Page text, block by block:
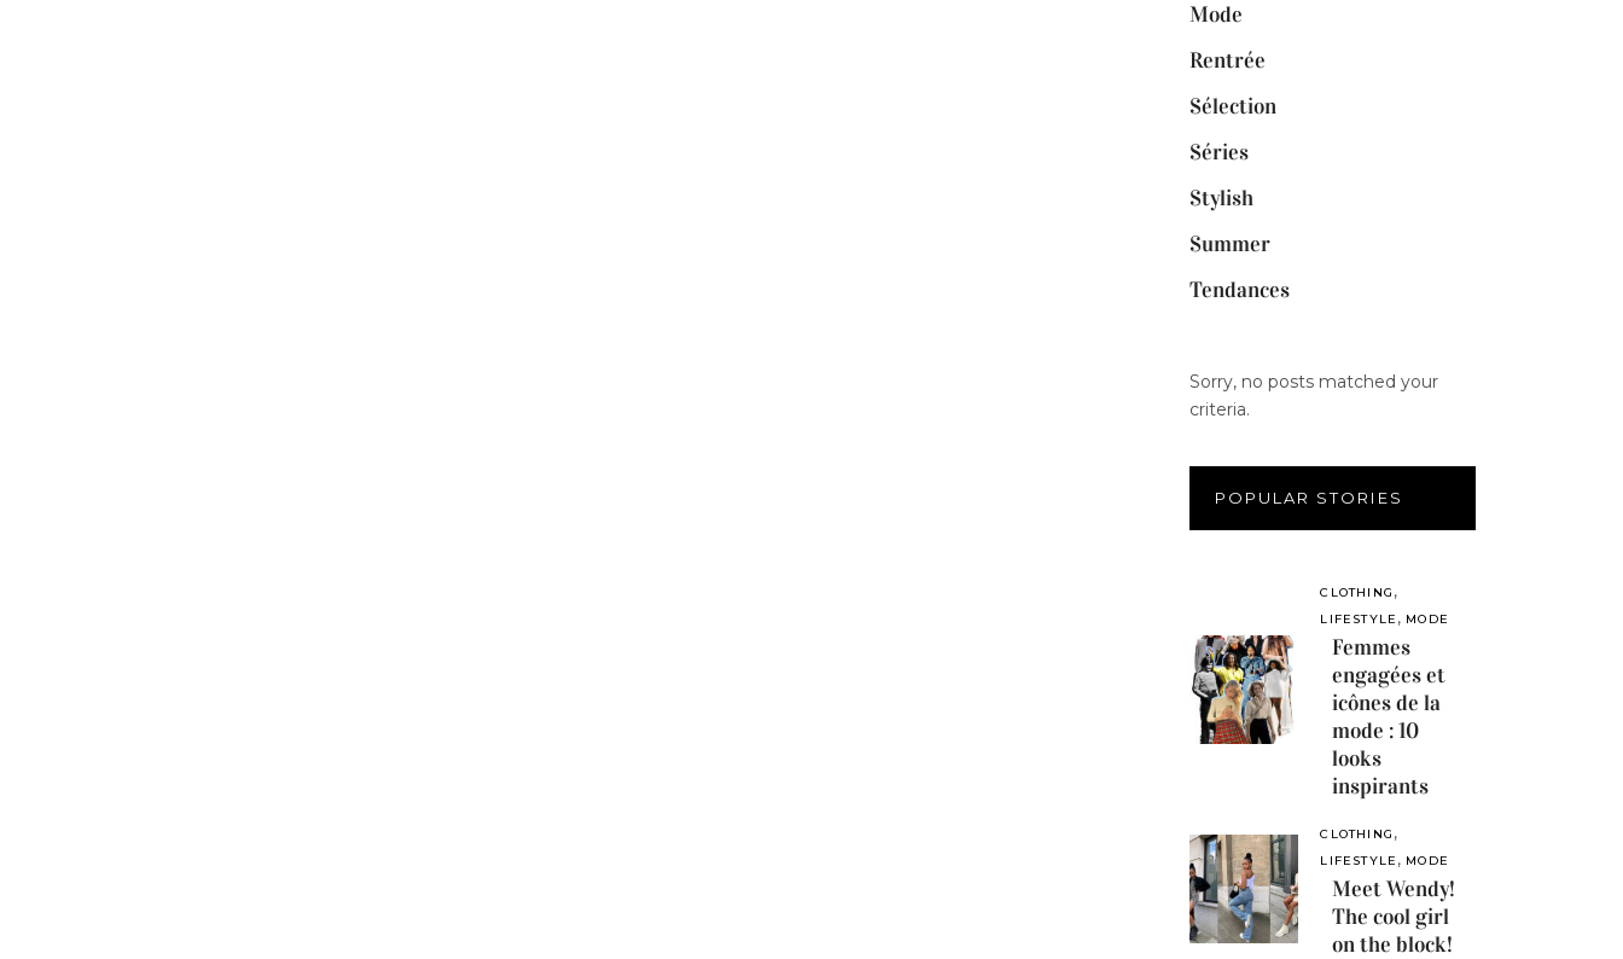
Mode
Rentrée
Sélection
Séries
Stylish
Summer
Tendances
Sorry, no posts matched your
criteria.
POPULAR STORIES
CLOTHING ,
LIFESTYLE , MODE
Femmes
engagées et
icônes de la
mode : 10
looks
inspirants
CLOTHING ,
LIFESTYLE , MODE
Meet Wendy!
The cool girl
on the block!